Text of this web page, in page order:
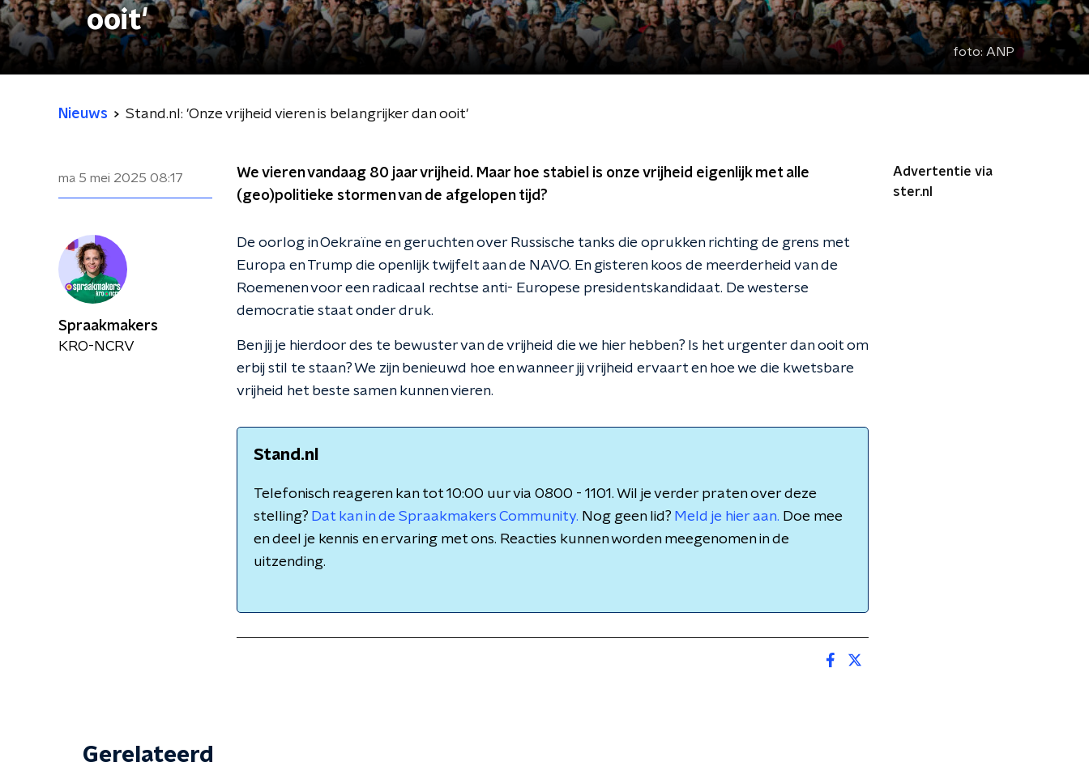
ooit'
foto: ANP
Nieuws Stand.nl: 'Onze vrijheid vieren is belangrijker dan ooit'
ma 5 mei 2025 08:17
We vieren vandaag 80 jaar vrijheid. Maar hoe stabiel is onze vrijheid eigenlijk met alle
(geo)politieke stormen van de afgelopen tijd?
De oorlog in Oekraïne en geruchten over Russische tanks die oprukken richting de grens met
Europa en Trump die openlijk twijfelt aan de NAVO. En gisteren koos de meerderheid van de
Roemenen voor een radicaal rechtse anti- Europese presidentskandidaat. De westerse
democratie staat onder druk.
Ben jij je hierdoor des te bewuster van de vrijheid die we hier hebben? Is het urgenter dan ooit om
erbij stil te staan? We zijn benieuwd hoe en wanneer jij vrijheid ervaart en hoe we die kwetsbare
vrijheid het beste samen kunnen vieren.
Stand.nl
Telefonisch reageren kan tot 10:00 uur via 0800 - 1101. Wil je verder praten over deze
stelling? Dat kan in de Spraakmakers Community. Nog geen lid? Meld je hier aan. Doe mee
en deel je kennis en ervaring met ons. Reacties kunnen worden meegenomen in de
uitzending.
Advertentie via
ster.nl
Spraakmakers
KRO-NCRV
Gerelateerd